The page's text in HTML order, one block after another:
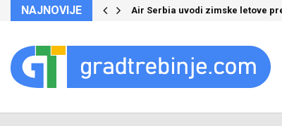
NAJNOVIJE Air Serbia uvodi zimske letove